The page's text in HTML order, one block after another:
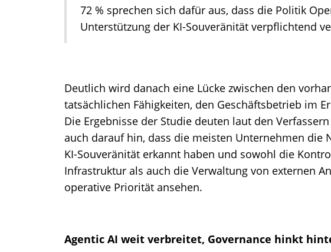
72 % sprechen sich dafür aus, dass die Politik
Unterstützung der KI-Souveränität verpflichtend
Deutlich wird danach eine Lücke zwischen den
tatsächlichen Fähigkeiten, den Geschäftsbetrieb im
Die Ergebnisse der Studie deuten laut den
auch darauf hin, dass die meisten Unternehmen die
KI-Souveränität erkannt haben und sowohl die
Infrastruktur als auch die Verwaltung von externen
operative Priorität ansehen.
Agentic AI weit verbreitet, Governance hinkt